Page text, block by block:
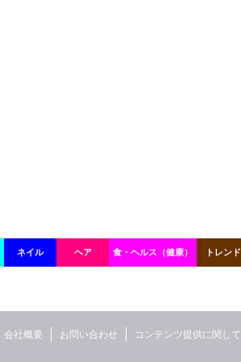
ネイル ヘア 食・ヘルス（健康） トレンド
コンテンツ提供に関して
お問い合わせ
会社概要